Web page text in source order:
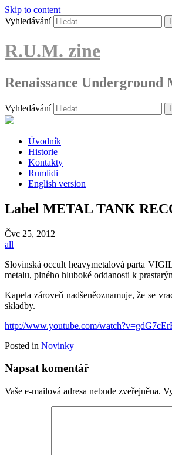
Skip to content
Vyhledávání
R.U.M. zine
Renaissance Underground
Vyhledávání
Úvodník
Historie
Kontakty
Rumlidi
English version
Label METAL TANK
Čvc 25, 2012
all
Slovinská occult heavymetalová parta
metalu, plného hluboké oddanosti k
Kapela zároveň nadšeněoznamuje, že se
skladby.
http://www.youtube.com/
Posted in Novinky
Napsat komentář
Vaše e-mailová adresa nebude zveřejněna.